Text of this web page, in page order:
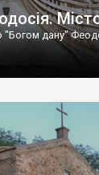
"Богом дану"